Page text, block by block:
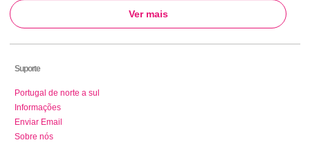
Ver mais
Suporte
Portugal de norte a sul
Informações
Enviar Email
Sobre nós